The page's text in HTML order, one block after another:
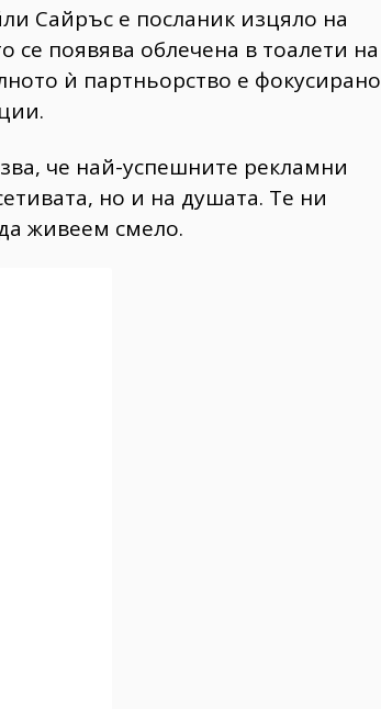
Сайръс е посланик изцяло на
се появява облечена в тоалети на
ѝ партньорство е фокусирано
че най-успешните рекламни
но и на душата. Те ни
живеем смело.